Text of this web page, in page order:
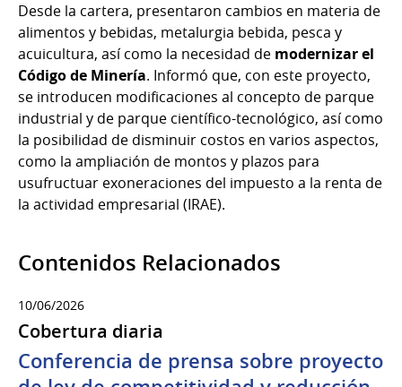
Desde la cartera, presentaron cambios en materia de
alimentos y bebidas, metalurgia bebida, pesca y
acuicultura, así como la necesidad de modernizar el
Código de Minería. Informó que, con este proyecto,
se introducen modificaciones al concepto de parque
industrial y de parque científico-tecnológico, así como
la posibilidad de disminuir costos en varios aspectos,
como la ampliación de montos y plazos para
usufructuar exoneraciones del impuesto a la renta de
la actividad empresarial (IRAE).
Contenidos Relacionados
10/06/2026
Cobertura diaria
Conferencia de prensa sobre proyecto